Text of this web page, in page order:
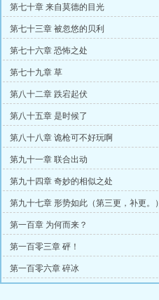
第七十章 来自莫德的目光
第七十三章 被忽悠的贝利
第七十六章 恐怖之处
第七十九章 草
第八十二章 跌宕起伏
第八十五章 是时候了
第八十八章 诡枪可不好玩啊
第九十一章 联合出动
第九十四章 奇妙的相似之处
第九十七章 形势如此（第三更，补更。）
第一百章 为何而来？
第一百零三章 砰！
第一百零六章 碎冰